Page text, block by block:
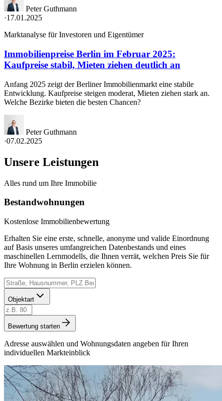
Peter Guthmann
·17.01.2025
Marktanalyse für Investoren und Eigentümer
Immobilienpreise Berlin im Februar 2025:
Kaufpreise stabil, Mieten ziehen deutlich an
Anfang 2025 zeigt der Berliner Immobilienmarkt eine stabile
Entwicklung. Kaufpreise steigen moderat, Mieten ziehen stark an.
Welche Bezirke bieten die besten Chancen?
Peter Guthmann
·07.02.2025
Unsere Leistungen
Alles rund um Ihre Immobilie
Bestandwohnungen
Kostenlose Immobilienbewertung
Erhalten Sie eine erste, schnelle, anonyme und valide Einordnung
auf Basis unseres umfangreichen Datenbestands und eines
maschinellen Lernmodells, die Ihnen verrät, welchen Preis Sie für
Ihre Wohnung in Berlin erzielen können.
Objektart
Bewertung starten
Adresse auswählen und Wohnungsdaten angeben für Ihren
individuellen Markteinblick